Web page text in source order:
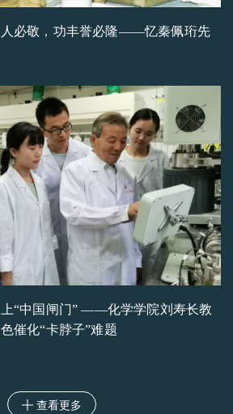
必敬，功丰誉必隆——忆秦佩珩先
“中国闸门” ——化学学院刘寿长教
催化“卡脖子”难题
 查看更多